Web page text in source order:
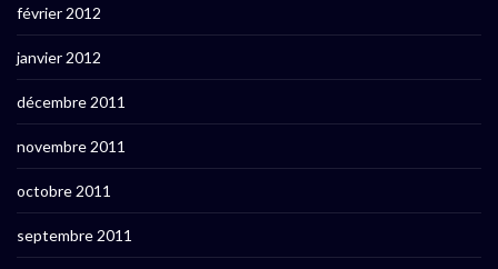
février 2012
janvier 2012
décembre 2011
novembre 2011
octobre 2011
septembre 2011